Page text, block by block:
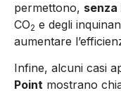
permettono,
CO2 e degli
aumentare
Infine, alcuni casi
Point mostrano